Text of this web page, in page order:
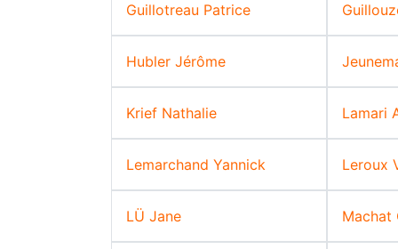
Guillotreau Patrice
Hubler Jérôme
Krief Nathalie Lamari
Lemarchand Yannick Leroux
LÜ Jane Machat